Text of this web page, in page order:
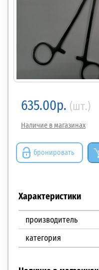
635.00р. (шт.)
Наличие в магазинах
бронировать
Характеристики
производитель
категория